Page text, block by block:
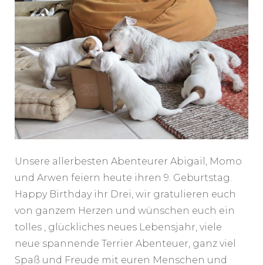
Unsere allerbesten Abenteurer Abigail, Momo
und Arwen feiern heute ihren 9. Geburtstag.
Happy Birthday ihr Drei, wir gratulieren euch
von ganzem Herzen und wünschen euch ein
tolles , glückliches neues Lebensjahr, viele
neue spannende Terrier Abenteuer, ganz viel
Spaß und Freude mit euren Menschen und